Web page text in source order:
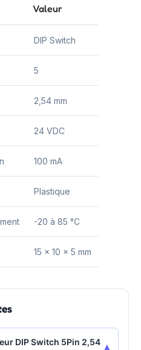
Valeur
DIP Switch
5
2,54 mm
24 VDC
100 mA
Plastique
-20 à 85 °C
15 x 10 x 5 mm
DIP Switch 5Pin 2,54